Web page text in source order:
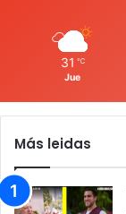
31 ℃
Jue
Más leidas